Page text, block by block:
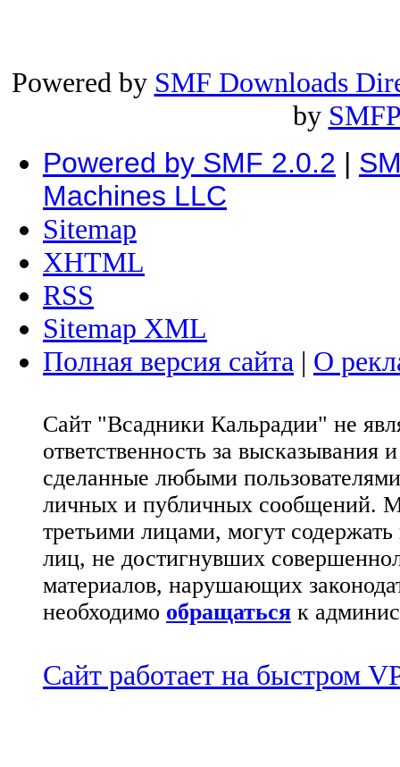
Powered by SMF Downloads
by
Powered by SMF 2.0.2 |
Machines LLC
Sitemap
XHTML
RSS
Sitemap XML
Полная версия сайта | О
Сайт "Всадники Кальрадии" не
ответственность за
сделанные любыми
личных и публичных сообщений.
третьими лицами, могут
лиц, не достигнувших
материалов, нарушающих
необходимо обращаться к
Сайт работает на быстром